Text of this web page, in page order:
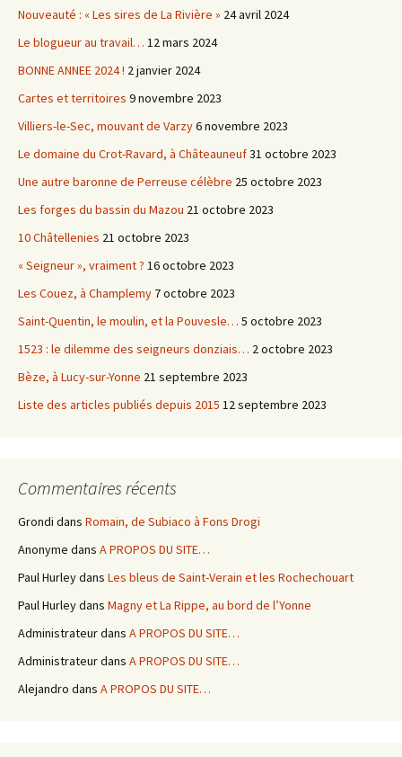
Nouveauté : « Les sires de La Rivière » 24 avril 2024
Le blogueur au travail… 12 mars 2024
BONNE ANNEE 2024 ! 2 janvier 2024
Cartes et territoires 9 novembre 2023
Villiers-le-Sec, mouvant de Varzy6 novembre 2023
Le domaine du Crot-Ravard, à Châteauneuf31 octobre 2023
Une autre baronne de Perreuse célèbre 25 octobre 2023
Les forges du bassin du Mazou 21 octobre 2023
10 Châtellenies 21 octobre 2023
« Seigneur », vraiment ? 16 octobre 2023
Les Couez, à Champlemy 7 octobre 2023
Saint-Quentin, le moulin, et la Pouvesle… 5 octobre 2023
1523 : le dilemme des seigneurs donziais… 2 octobre 2023
Bèze, à Lucy-sur-Yonne 21 septembre 2023
Liste des articles publiés depuis 2015 12 septembre 2023
Commentaires récents
Grondi dans Romain, de Subiaco à Fons Drogi
Anonyme dans A PROPOS DU SITE…
Paul Hurleydans Les bleus de Saint-Verain et les Rochechouart
Paul Hurleydans Magny et La Rippe, au bord de l’Yonne
Administrateurdans A PROPOS DU SITE…
Administrateurdans A PROPOS DU SITE…
Alejandro dans A PROPOS DU SITE…